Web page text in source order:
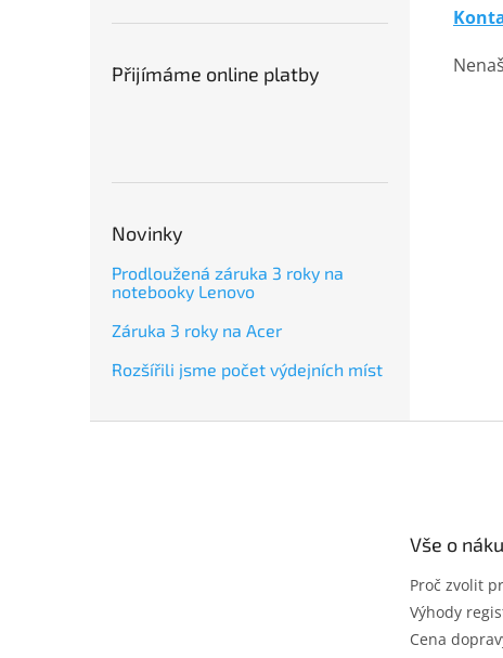
Přijímáme online platby
Novinky
Prodloužená záruka 3 roky na
notebooky Lenovo
Záruka 3 roky na Acer
Rozšířili jsme počet výdejních míst
Vše o
Proč zvolit
Výhody
Cena